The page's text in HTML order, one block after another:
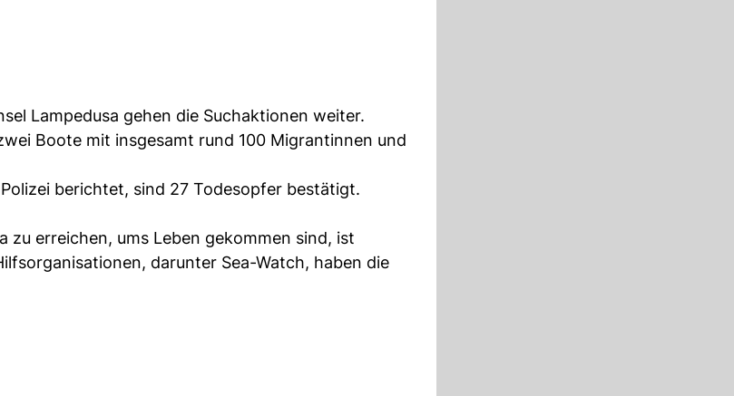
Lampedusa gehen die Suchaktionen weiter.
Boote mit insgesamt rund 100 Migrantinnen und
berichtet, sind 27 Todesopfer bestätigt.
zu erreichen, ums Leben gekommen sind, ist
darunter Sea-Watch, haben die